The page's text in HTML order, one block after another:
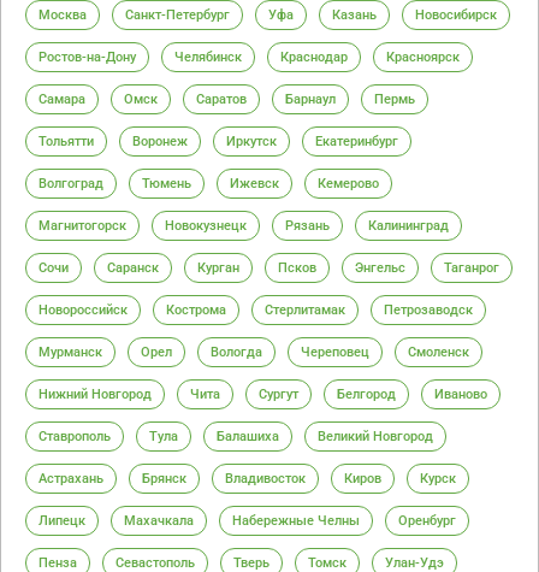
Москва Санкт-Петербург Уфа Казань Новосибирск
Ростов-на-Дону Челябинск Краснодар Красноярск
Самара Омск Саратов Барнаул Пермь
Тольятти Воронеж Иркутск Екатеринбург
Волгоград Тюмень Ижевск Кемерово
Магнитогорск Новокузнецк Рязань Калининград
Сочи Саранск Курган Псков Энгельс Таганрог
Новороссийск Кострома Стерлитамак Петрозаводск
Мурманск Орел Вологда Череповец Смоленск
Нижний Новгород Чита Сургут Белгород Иваново
Ставрополь Тула Балашиха Великий Новгород
Астрахань Брянск Владивосток Киров Курск
Липецк Махачкала Набережные Челны Оренбург
Пенза Севастополь Тверь Томск Улан-Удэ